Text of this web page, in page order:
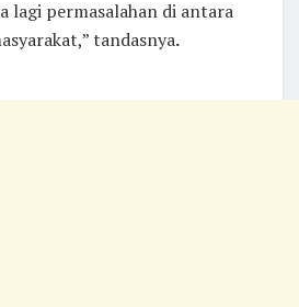
lagi permasalahan di antara
tandasnya.